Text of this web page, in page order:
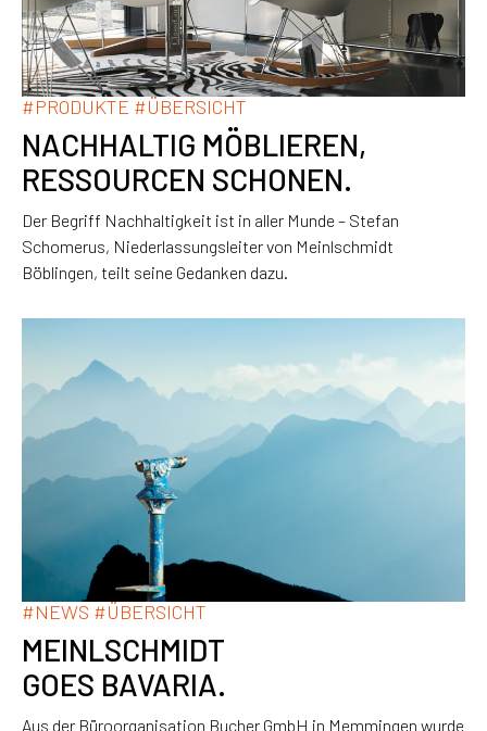
#PRODUKTE #ÜBERSICHT
NACHHALTIG MÖBLIEREN,
RESSOURCEN SCHONEN.
Der Begriff Nachhaltigkeit ist in aller Munde – Stefan
Schomerus, Niederlassungsleiter von Meinlschmidt
Böblingen, teilt seine Gedanken dazu.
#NEWS #ÜBERSICHT
MEINLSCHMIDT
GOES BAVARIA.
Aus der Büroorganisation Bucher GmbH in Memmingen wurde